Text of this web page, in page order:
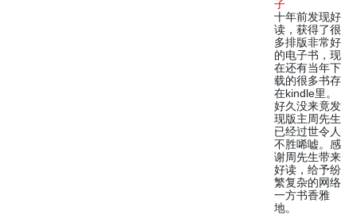
子
十年前发现好
读，获得了很
多排版非常好
的电子书，现
在还有当年下
载的很多书存
在kindle里。
好久没来竟发
现版主周先生
已经过世令人
不胜唏嘘。感
谢周先生带来
好读，给予纷
繁复杂的网络
一方书香雅
地。